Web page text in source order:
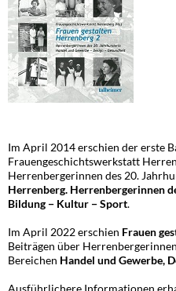
Im April 2014 erschien der erste
Frauengeschichtswerkstatt
Herrenbergerinnen des 20.
Herrenberg. Herrenbergerinnen
Bildung − Kultur − Sport.
Im April 2022 erschien Frauen
Beiträgen über
Bereichen Handel und Gewerbe,
Ausführlichere Informationen